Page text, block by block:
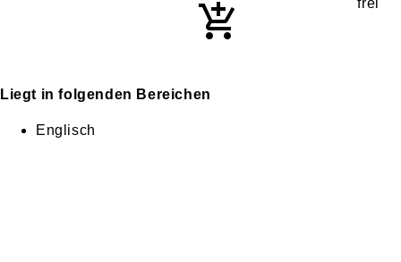
Liegt in folgenden Bereichen
Englisch